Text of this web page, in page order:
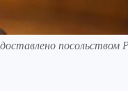
посольством